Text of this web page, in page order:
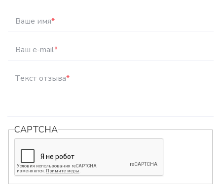
Ваше имя*
Ваш e-mail*
Текст отзыва*
CAPTCHA